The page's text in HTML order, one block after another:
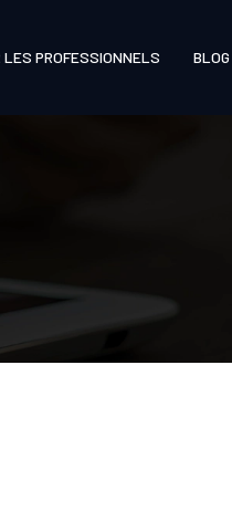
PROFESSIONNELS BLOG